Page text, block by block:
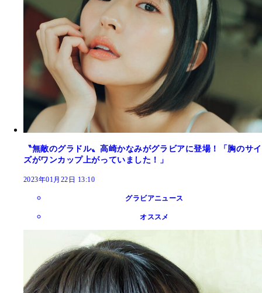
〝無敵のグラドル〟高崎かなみがグラビアに登場！「胸のサイ
ズがワンカップ上がっていました！」
2023年01月22日 13:10
グラビアニュース
オススメ